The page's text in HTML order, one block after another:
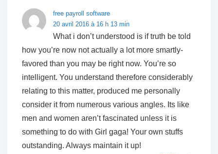
free payroll software
20 avril 2016 à 16 h 13 min
What i don’t understood is if truth be told
how you’re now not actually a lot more smartly-
favored than you may be right now. You’re so
intelligent. You understand therefore considerably
relating to this matter, produced me personally
consider it from numerous various angles. Its like
men and women aren’t fascinated unless it is
something to do with Girl gaga! Your own stuffs
outstanding. Always maintain it up!